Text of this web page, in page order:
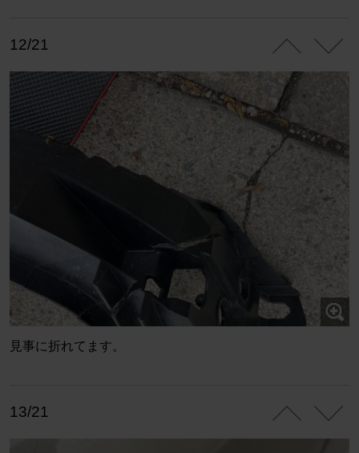
12/21
見事に折れてます。
13/21